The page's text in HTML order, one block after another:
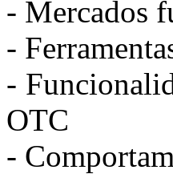
- Mercados
-
-
OTC
-